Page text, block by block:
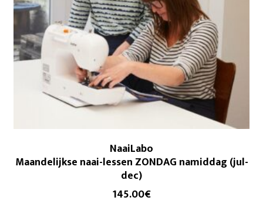
NaaiLabo
Maandelijkse naai-lessen ZONDAG namiddag (jul-
dec)
145.00€